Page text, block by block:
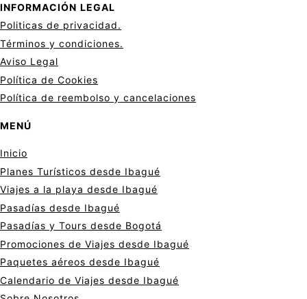
INFORMACIÓN LEGAL
Politicas de privacidad.
Términos y condiciones.
Aviso Legal
Política de Cookies
Política de reembolso y cancelaciones
MENÚ
Inicio
Planes Turísticos desde Ibagué
Viajes a la playa desde Ibagué
Pasadías desde Ibagué
Pasadías y Tours desde Bogotá
Promociones de Viajes desde Ibagué
Paquetes aéreos desde Ibagué
Calendario de Viajes desde Ibagué